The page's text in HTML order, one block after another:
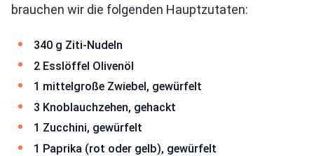
brauchen wir die folgenden Hauptzutaten:
340 g Ziti-Nudeln
2 Esslöffel Olivenöl
1 mittelgroße Zwiebel, gewürfelt
3 Knoblauchzehen, gehackt
1 Zucchini, gewürfelt
1 Paprika (rot oder gelb), gewürfelt